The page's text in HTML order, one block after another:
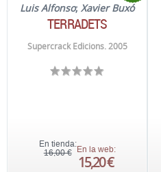
Luis Alfonso;Xavier Buxó
TERRADETS
Supercrack Edicions. 2005
En tienda:
16,00 € En la web:
15,20 €